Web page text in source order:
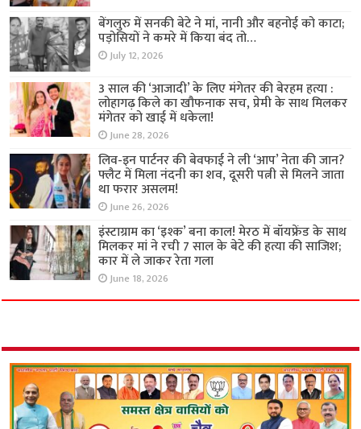
बेंगलुरु में सनकी बेटे ने मां, नानी और बहनोई को काटा;
पड़ोसियों ने कमरे में किया बंद तो…
July 12, 2026
3 साल की ‘आजादी’ के लिए मंगेतर की बेरहम हत्या :
लोहागढ़ किले का खौफनाक सच, प्रेमी के साथ मिलकर
मंगेतर को खाई में धकेला!
June 28, 2026
लिव-इन पार्टनर की बेवफाई ने ली ‘आप’ नेता की जान?
फ्लैट में मिला नंदनी का शव, दूसरी पत्नी से मिलने जाता
था फरार असलम!
June 26, 2026
इंस्टाग्राम का ‘इश्क’ बना काल! मेरठ में बॉयफ्रेंड के साथ
मिलकर मां ने रची 7 साल के बेटे की हत्या की साजिश;
कार में ले जाकर रेता गला
June 18, 2026